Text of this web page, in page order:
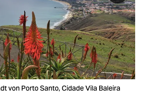
von Porto Santo, Cidade Vila Baleira